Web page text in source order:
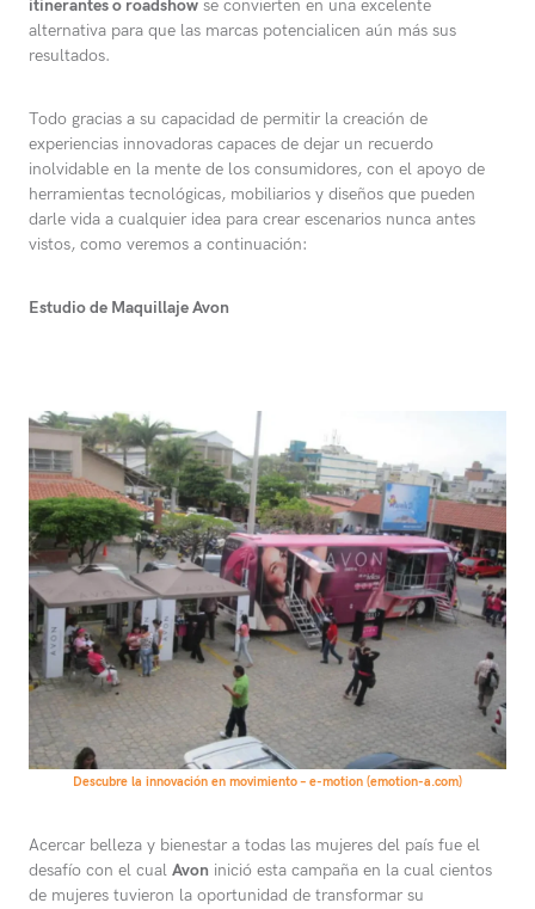
itinerantes o roadshow se convierten en una excelente
alternativa para que las marcas potencialicen aún más sus
resultados.
Todo gracias a su capacidad de permitir la creación de
experiencias innovadoras capaces de dejar un recuerdo
inolvidable en la mente de los consumidores, con el apoyo de
herramientas tecnológicas, mobiliarios y diseños que pueden
darle vida a cualquier idea para crear escenarios nunca antes
vistos, como veremos a continuación:
Estudio de Maquillaje Avon
Descubre la innovación en movimiento – e-motion (emotion-a.com)
Acercar belleza y bienestar a todas las mujeres del país fue el
desafío con el cual Avon inició esta campaña en la cual cientos
de mujeres tuvieron la oportunidad de transformar su